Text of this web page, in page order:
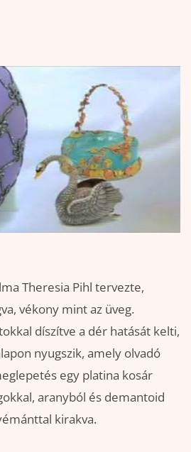
Theresia Pihl tervezte,
vékony mint az üveg.
díszítve a dér hatását kelti,
nyugszik, amely olvadó
egy platina kosár
aranyból és demantoid
kirakva.